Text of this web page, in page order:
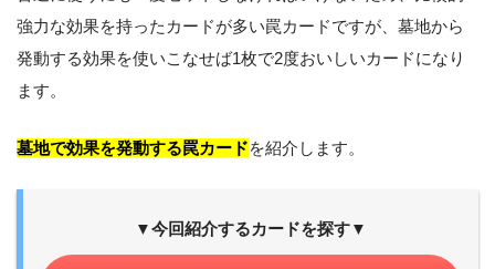
強力な効果を持ったカードが多い罠カードですが、墓地から
発動する効果を使いこなせば1枚で2度おいしいカードになり
ます。
墓地で効果を発動する罠カードを紹介します。
▼今回紹介するカードを探す▼